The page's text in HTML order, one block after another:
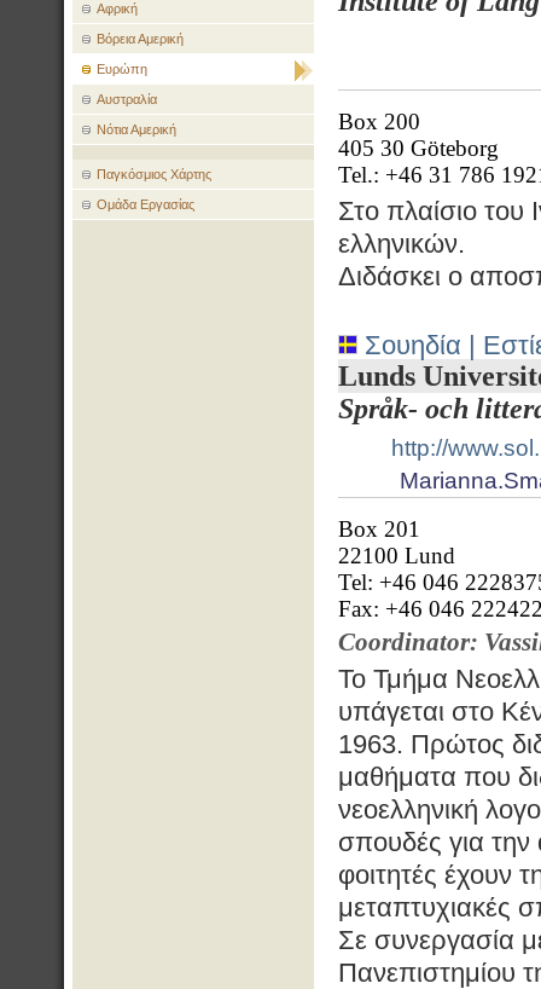
Αφρική
Βόρεια Αμερική
Ευρώπη
Αυστραλία
Νότια Αμερική
Παγκόσμιος Χάρτης
Ομάδα Εργασίας
Box 200
405 30 Göteborg
Tel.: +46 31 786
Στο πλαίσιο του
ελληνικών.
Διδάσκει ο
Σουηδία |
Lunds
Språk- och
http://
Box 201
22100 Lund
Tel: +46 046
Fax: +46 046
Coordinator:
Το Τμήμα
υπάγεται στο
1963. Πρώτος
μαθήματα που
νεοελληνική
σπουδές για
φοιτητές έχουν
μεταπτυχιακές
Σε συνεργασία
Πανεπιστημίου